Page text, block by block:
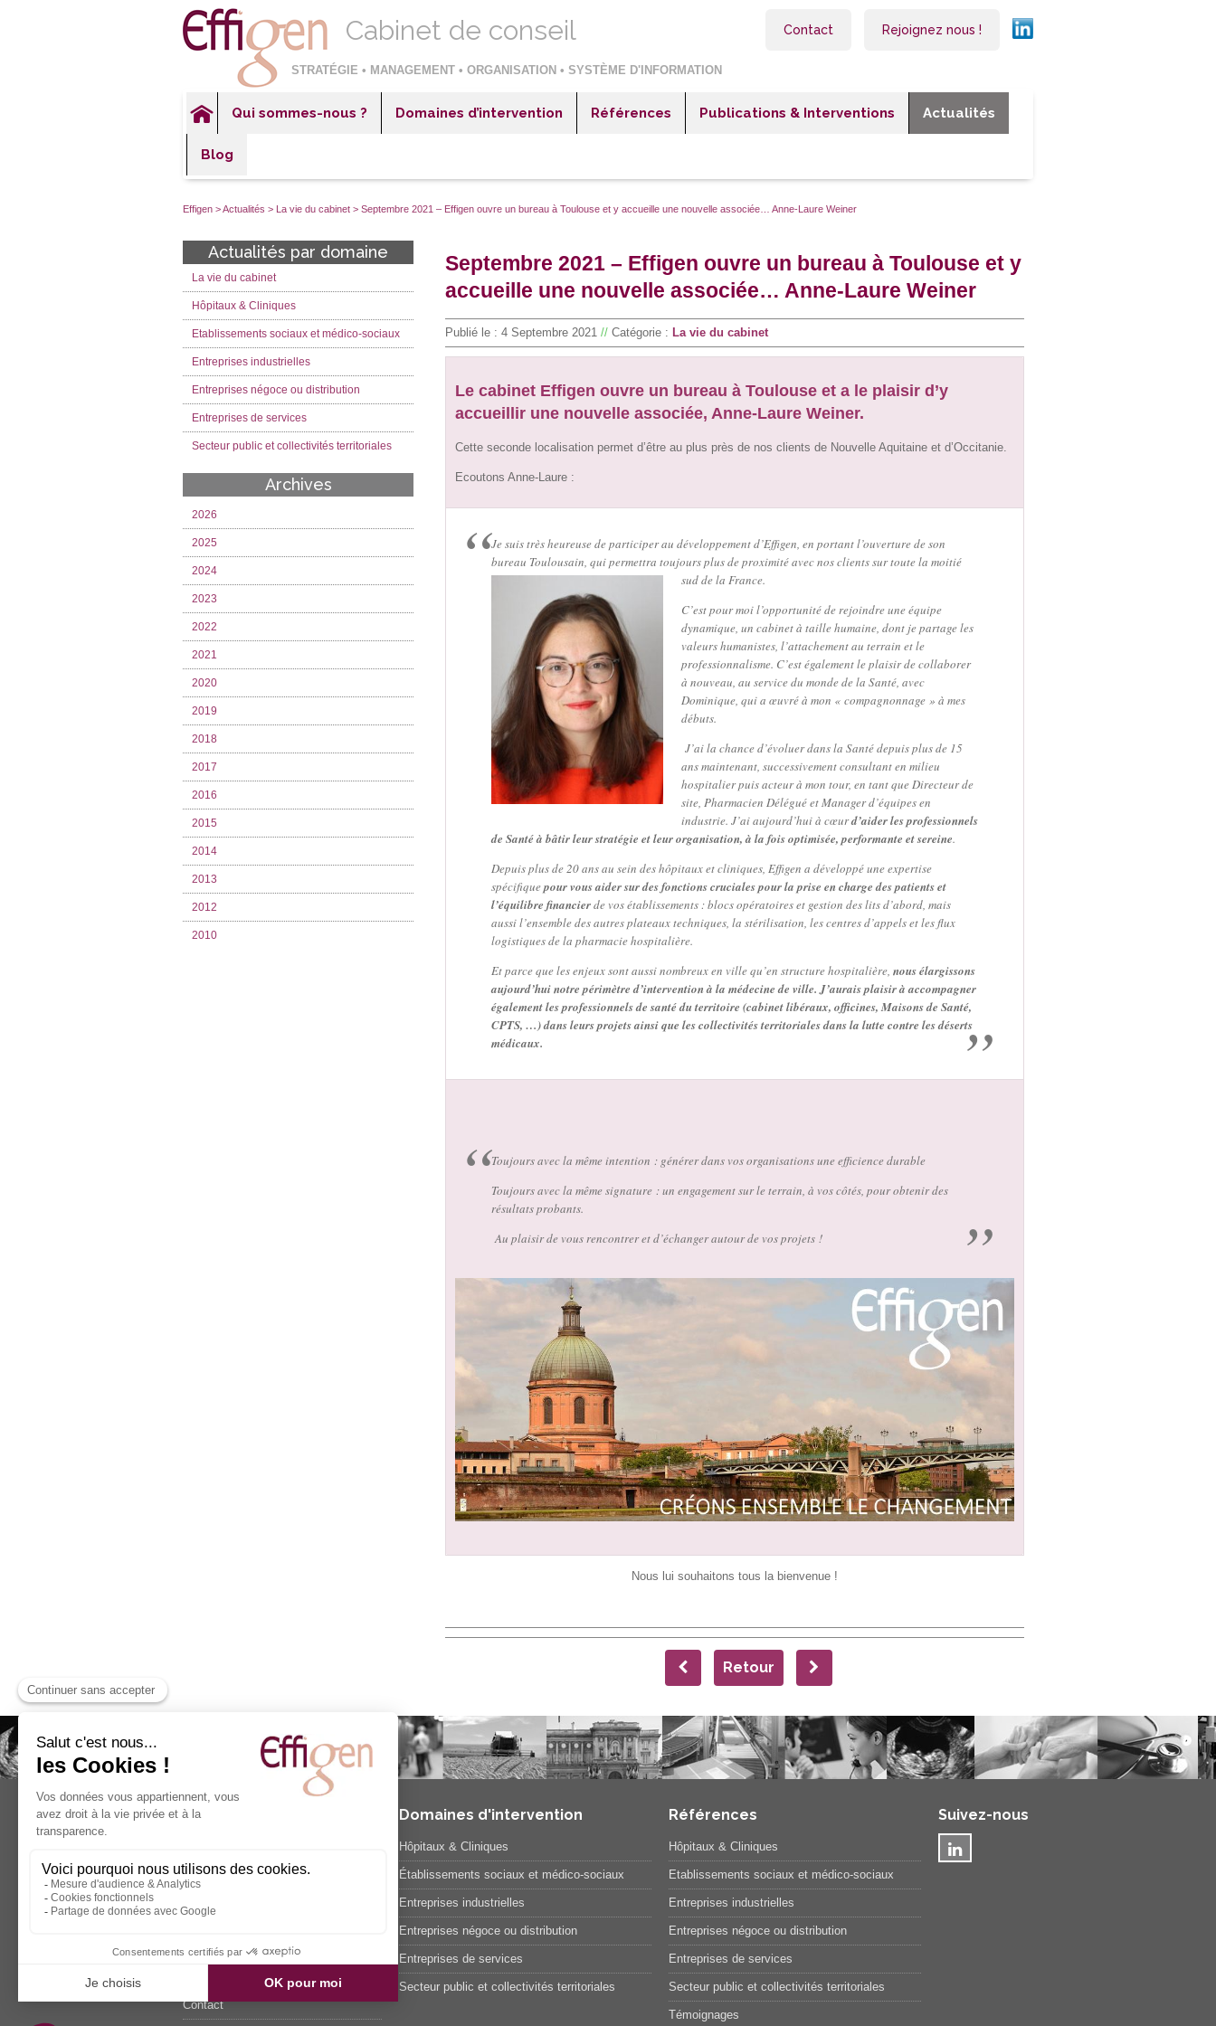
Contact Rejoignez nous !
Cabinet de conseil
STRATÉGIE • MANAGEMENT • ORGANISATION • SYSTÈME D'INFORMATION
Qui sommes-nous ? Domaines d’intervention
Entreprises industrielles
Entreprises de services
Secteur public et collectivités territoriales
Références
Entreprises industrielles
Entreprises de services
Secteur public et collectivités territoriales
Publications & Interventions Actualités
Blog
Effigen >Actualités > La vie du cabinet > Septembre 2021 – Effigen ouvre un bureau à Toulouse et y accueille une nouvelle associée… Anne-Laure Weiner
Septembre 2021 – Effigen ouvre un bureau à Toulouse et y
accueille une nouvelle associée… Anne-Laure Weiner
Publié le : 4 Septembre 2021 // Catégorie : La vie du cabinet
Le cabinet Effigen ouvre un bureau à Toulouse et a le plaisir d’y
accueillir une nouvelle associée, Anne-Laure Weiner.
Cette seconde localisation permet d’être au plus près de nos clients de Nouvelle Aquitaine et d’Occitanie.
Ecoutons Anne-Laure :
Je suis très heureuse de participer au développement d’Effigen, en portant l’ouverture de son
bureau Toulousain, qui permettra toujours plus de proximité avec nos clients sur toute la moitié
sud de la France.
C’est pour moi l’opportunité de rejoindre une équipe
dynamique, un cabinet à taille humaine, dont je partage les
valeurs humanistes, l’attachement au terrain et le
professionnalisme. C’est également le plaisir de collaborer
à nouveau, au service du monde de la Santé, avec
Dominique, qui a œuvré à mon « compagnonnage » à mes
débuts.
J’ai la chance d’évoluer dans la Santé depuis plus de 15
ans maintenant, successivement consultant en milieu
hospitalier puis acteur à mon tour, en tant que Directeur de
site, Pharmacien Délégué et Manager d’équipes en
industrie. J’ai aujourd’hui à cœurd’aider les professionnels
de Santé à bâtir leur stratégie et leur organisation, à la fois optimisée, performante et sereine.
Depuis plus de 20 ans au sein des hôpitaux et cliniques, Effigen a développé une expertise
spécifiquepour vous aider sur des fonctions cruciales pour la prise en charge des patients et
l’équilibre financierde vos établissements : blocs opératoires et gestion des lits d’abord, mais
aussi l’ensemble des autres plateaux techniques, la stérilisation, les centres d’appels et les flux
logistiques de la pharmacie hospitalière.
Et parce que les enjeux sont aussi nombreux en ville qu’en structure hospitalière, nous élargissons
aujourd’hui notre périmètre d’intervention à la médecine de ville. J’aurais plaisir à accompagner
également les professionnels de santé du territoire (cabinet libéraux, officines, Maisons de Santé,
CPTS, …) dans leurs projets ainsi que les collectivités territoriales dans la lutte contre les déserts
médicaux.
Toujours avec la même intention : générer dans vos organisations une efficience durable
Toujours avec la même signature : un engagement sur le terrain, à vos côtés, pour obtenir des
résultats probants.
Au plaisir de vous rencontrer et d’échanger autour de vos projets !
Nous lui souhaitons tous la bienvenue !
Retour
Actualités par domaine
La vie du cabinet
Hôpitaux & Cliniques
Etablissements sociaux et médico-sociaux
Entreprises industrielles
Entreprises négoce ou distribution
Entreprises de services
Secteur public et collectivités territoriales
Archives
2026
2025
2024
2023
2022
2021
2020
2019
2018
2017
2016
2015
2014
2013
2012
2010
Effigen - Cabinet de
Accueil
Publications & Interventions
Actualités
Contact
Domaines d'intervention
Hôpitaux & Cliniques
Établissements sociaux et médico-sociaux
Entreprises industrielles
Entreprises négoce ou distribution
Entreprises de services
Secteur public et collectivités territoriales
Références
Hôpitaux & Cliniques
Etablissements sociaux et médico-sociaux
Entreprises industrielles
Entreprises négoce ou distribution
Entreprises de services
Secteur public et collectivités territoriales
Témoignages
Suivez-nous